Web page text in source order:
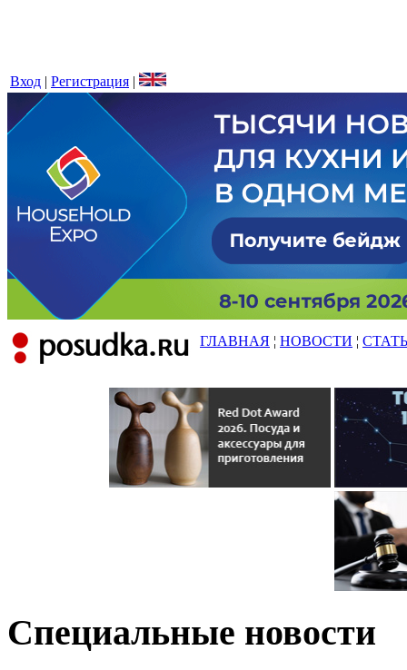
Вход | Регистрация |
ГЛАВНАЯ ¦ НОВОСТИ ¦
Специальные новости